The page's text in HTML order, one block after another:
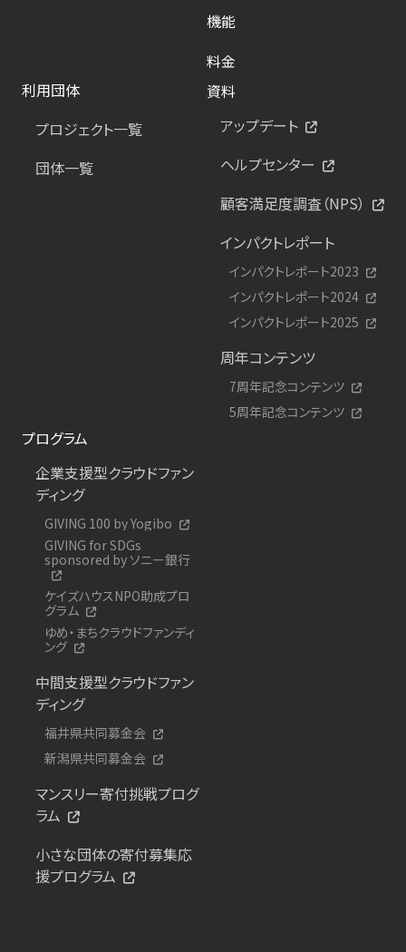
機能
料金
利用団体
プロジェクト一覧
団体一覧
資料
アップデート
ヘルプセンター
顧客満足度調査（NPS）
インパクトレポート
インパクトレポート2023
インパクトレポート2024
インパクトレポート2025
周年コンテンツ
7周年記念コンテンツ
5周年記念コンテンツ
プログラム
企業支援型クラウドファン
ディング
GIVING 100 by Yogibo
GIVING for SDGs
sponsored by ソニー銀行
ケイズハウスNPO助成プロ
グラム
ゆめ・まちクラウドファンディ
ング
中間支援型クラウドファン
ディング
福井県共同募金会
新潟県共同募金会
マンスリー寄付挑戦プログ
ラム
小さな団体の寄付募集応
援プログラム